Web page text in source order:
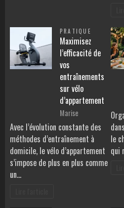
PRATIQUE
Maximisez
l’efficacité de
vos
entraînements
sur vélo
d’appartement
Marise
Avec l’évolution constante des
méthodes d’entraînement à
domicile, le vélo d’appartement
s’impose de plus en plus comme
un…
le
qui